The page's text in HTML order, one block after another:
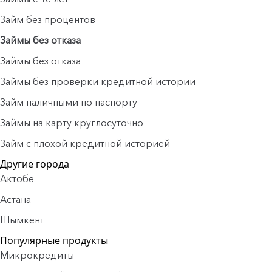
Займ без процентов
Займы без отказа
Займы без отказа
Займы без проверки кредитной истории
Займ наличными по паспорту
Займы на карту круглосуточно
Займ с плохой кредитной историей
Другие города
Актобе
Астана
Шымкент
Популярные продукты
Микрокредиты